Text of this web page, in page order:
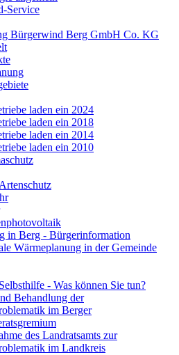
Service
Bürgerwind Berg GmbH Co. KG
laden ein 2024
laden ein 2018
laden ein 2014
laden ein 2010
in Berg - Bürgerinformation
Wärmeplanung in der Gemeinde
- Was können Sie tun?
Behandlung der
im Berger
des Landratsamts zur
im Landkreis